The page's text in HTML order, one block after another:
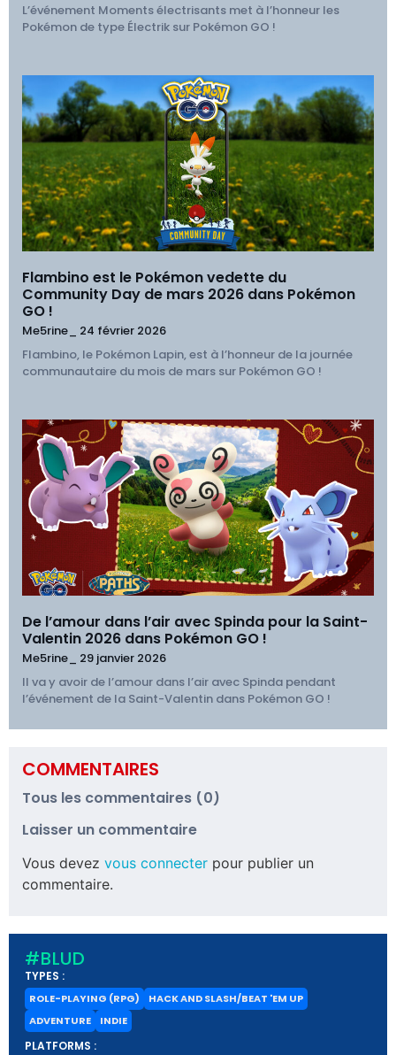
L’événement Moments électrisants met à l’honneur les
Pokémon de type Électrik sur Pokémon GO !
Flambino est le Pokémon vedette du
Community Day de mars 2026 dans Pokémon
GO !
Me5rine_ 24 février 2026
Flambino, le Pokémon Lapin, est à l’honneur de la journée
communautaire du mois de mars sur Pokémon GO !
De l’amour dans l’air avec Spinda pour la Saint-
Valentin 2026 dans Pokémon GO !
Me5rine_ 29 janvier 2026
Il va y avoir de l’amour dans l’air avec Spinda pendant
l’événement de la Saint-Valentin dans Pokémon GO !
COMMENTAIRES
Tous les commentaires (0)
Laisser un commentaire
Vous devez vous connecter pour publier un
commentaire.
#BLUD
TYPES :
ROLE-PLAYING (RPG)
HACK AND SLASH/BEAT 'EM UP
ADVENTURE
INDIE
PLATFORMS :